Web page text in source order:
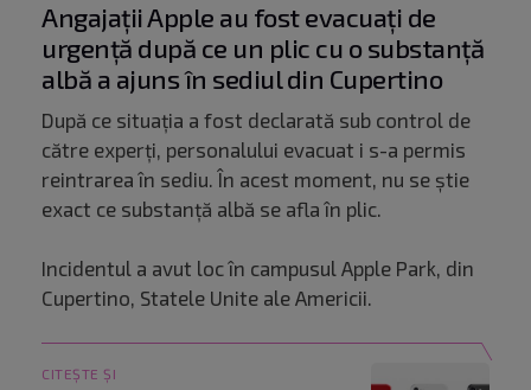
Angajații Apple au fost evacuați de
urgență după ce un plic cu o substanță
albă a ajuns în sediul din Cupertino
După ce situația a fost declarată sub control de
către experți, personalului evacuat i s-a permis
reintrarea în sediu. În acest moment, nu se știe
exact ce substanță albă se afla în plic.
Incidentul a avut loc în campusul Apple Park, din
Cupertino, Statele Unite ale Americii.
CITEȘTE ȘI